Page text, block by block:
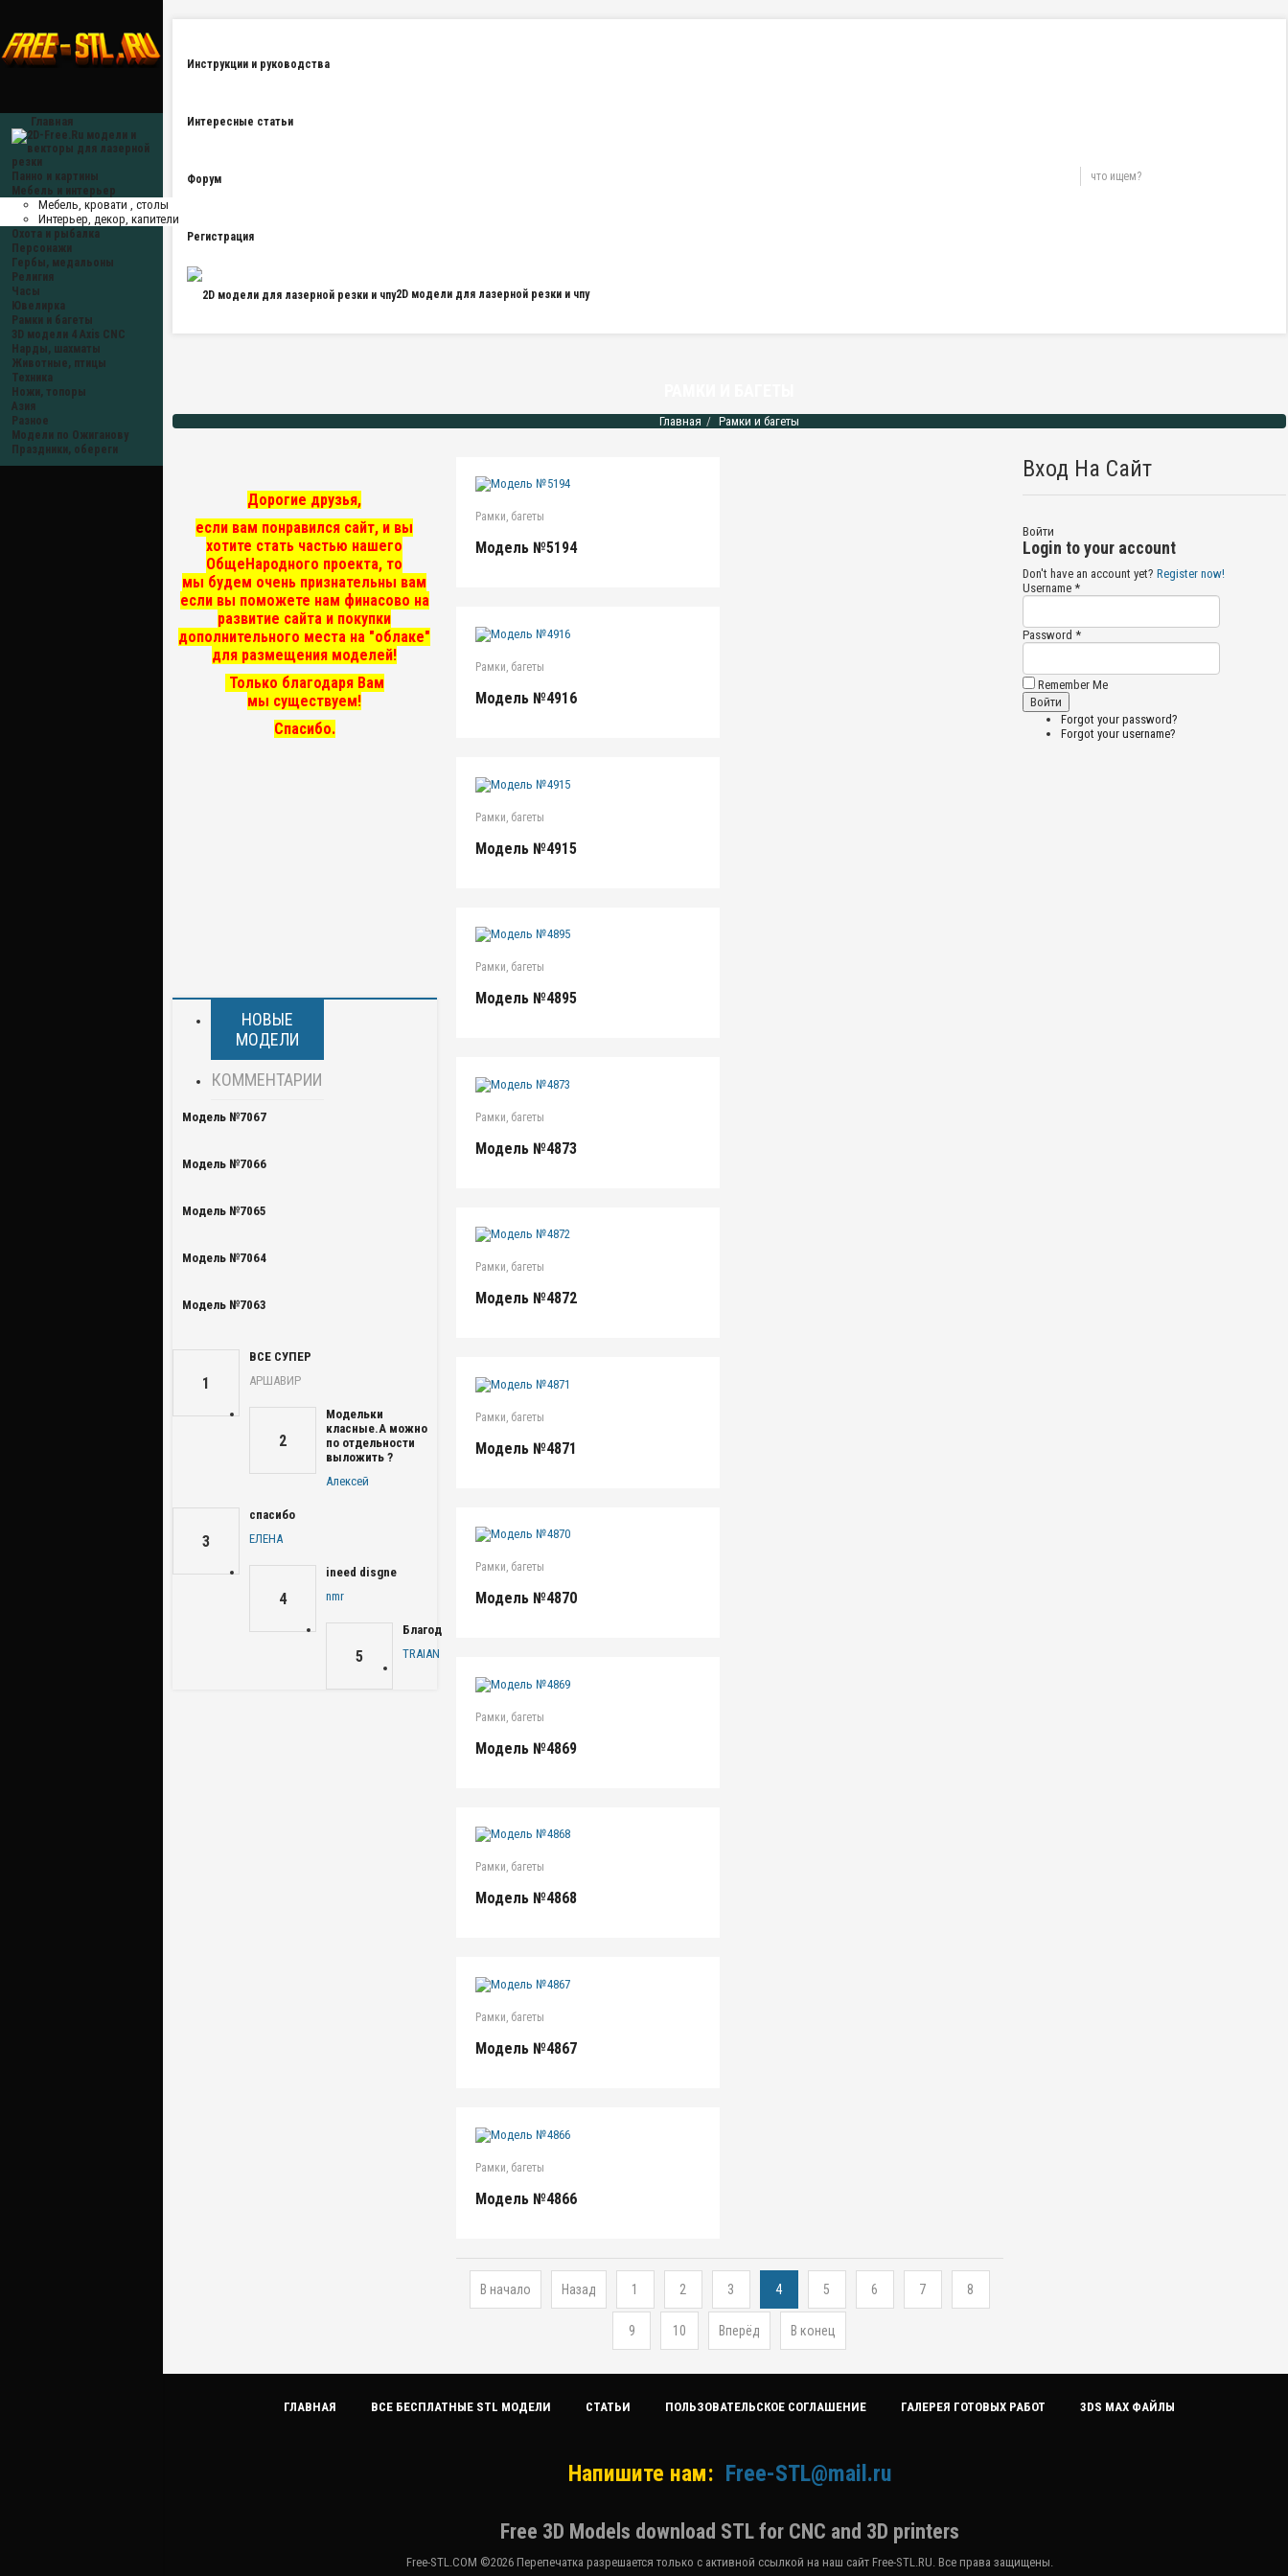
Главная
Панно и картины
Мебель и интерьер
Мебель, кровати , столы
Интерьер, декор, капители
Охота и рыбалка
Персонажи
Гербы, медальоны
Религия
Часы
Ювелирка
Рамки и багеты
3D модели 4 Axis CNC
Нарды, шахматы
Животные, птицы
Техника
Ножи, топоры
Азия
Разное
Модели по Ожиганову
Праздники, обереги
Инструкции и руководства
Интересные статьи
Форум
Регистрация
2D модели для лазерной резки и чпу
Главная Рамки и багеты
Дорогие друзья,
если вам понравился сайт, и вы
хотите стать частью нашего
ОбщеНародного проекта, то
мы будем очень признательны вам
если вы поможете нам финасово на
развитие сайта и покупки
дополнительного места на "облаке"
для размещения моделей!
Только благодаря Вам
мы существуем!
Спасибо.
НОВЫЕ
МОДЕЛИ
КОММЕНТАРИИ
Модель №7067
Модель №7066
Модель №7065
Модель №7064
Модель №7063
1
ВСЕ СУПЕР
АРШАВИР
2
Модельки
класные.А можно
по отдельности
выложить ?
Алексей
3
спасибо
ЕЛЕНА
4
ineed disgne
nmr
5
Благодаря
TRAIAN
Рамки, багеты
Модель №5194
Рамки, багеты
Модель №4916
Рамки, багеты
Модель №4915
Рамки, багеты
Модель №4895
Рамки, багеты
Модель №4873
Рамки, багеты
Модель №4872
Рамки, багеты
Модель №4871
Рамки, багеты
Модель №4870
Рамки, багеты
Модель №4869
Рамки, багеты
Модель №4868
Рамки, багеты
Модель №4867
Рамки, багеты
Модель №4866
В начало Назад 1 2 3 4 5 6 7 8
9 10 Вперёд В конец
Вход На Сайт
Войти
Login to your account
Don't have an account yet? Register now!
Username *
Password *
Remember Me
Forgot your password?
Forgot your username?
ГЛАВНАЯ ВСЕ БЕСПЛАТНЫЕ STL МОДЕЛИ СТАТЬИ ПОЛЬЗОВАТЕЛЬСКОЕ СОГЛАШЕНИЕ ГАЛЕРЕЯ ГОТОВЫХ РАБОТ 3DS MAX ФАЙЛЫ
Напишите нам: Free-STL@mail.ru
Free 3D Models download STL for CNC and 3D printers
Free-STL.COM ©2026 Перепечатка разрешается только с активной ссылкой на наш сайт Free-STL.RU. Все права защищены.